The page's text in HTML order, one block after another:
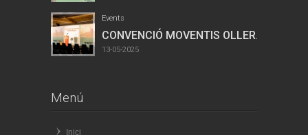
Events
CONVENCIÓ MOVENTIS OLLER...
13-05-2025
Menú
Inici